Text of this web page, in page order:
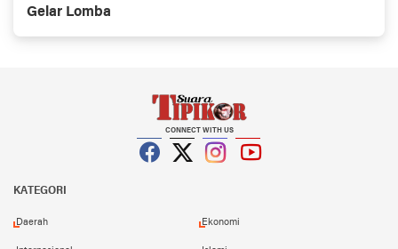
Gelar Lomba
CONNECT WITH US
KATEGORI
Daerah Ekonomi